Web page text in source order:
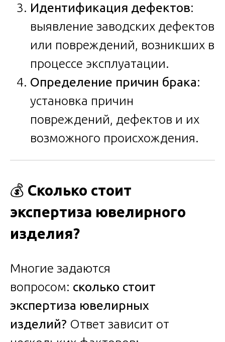
Идентификация дефектов:
выявление заводских дефектов
или повреждений, возникших в
процессе эксплуатации.
Определение причин брака:
установка причин
повреждений, дефектов и их
возможного происхождения.
💰 Сколько стоит
экспертиза ювелирного
изделия?
Многие задаются
вопросом: сколько стоит
экспертиза ювелирных
изделий? Ответ зависит от